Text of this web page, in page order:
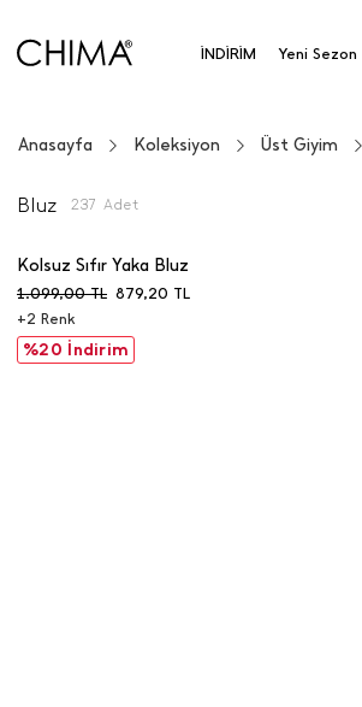
İNDİRİM Yeni Sezon
Üst Giyim
Koleksiyon
Anasayfa
Bluz 237 Adet
%20 İndirim
879,20 TL
1.099,00 TL
+2 Renk
Kolsuz Sıfır Yaka Bluz